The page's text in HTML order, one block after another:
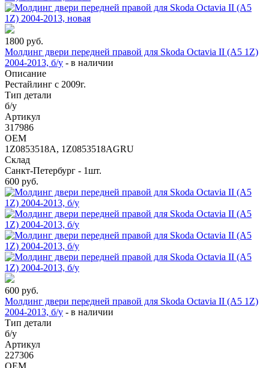
1800 руб.
Молдинг двери передней правой для Skoda Octavia II (A5 1Z)
2004-2013, б/у - в наличии
Описание
Рестайлинг с 2009г.
Тип детали
б/у
Артикул
317986
OEM
1Z0853518A, 1Z0853518AGRU
Склад
Санкт-Петербург - 1шт.
600 руб.
600 руб.
Молдинг двери передней правой для Skoda Octavia II (A5 1Z)
2004-2013, б/у - в наличии
Тип детали
б/у
Артикул
227306
OEM